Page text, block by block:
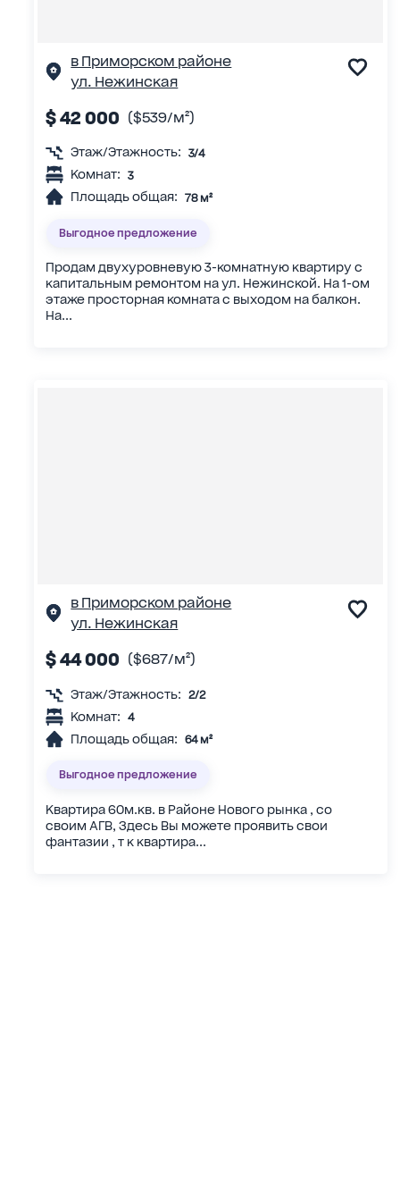
в Приморском районе
ул. Нежинская
$ 42 000 ($539/м²)
Этаж/Этажность: 3/4
Комнат: 3
Площадь общая: 78 м²
Выгодное предложение
Продам двухуровневую 3-комнатную квартиру с
капитальным ремонтом на ул. Нежинской. На 1-ом
этаже просторная комната с выходом на балкон.
На...
в Приморском районе
ул. Нежинская
$ 44 000 ($687/м²)
Этаж/Этажность: 2/2
Комнат: 4
Площадь общая: 64 м²
Выгодное предложение
Квартира 60м.кв. в Районе Нового рынка , со
своим АГВ, Здесь Вы можете проявить свои
фантазии , т к квартира...